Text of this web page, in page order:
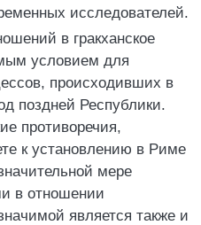
исследователей.
в гракханское
условием для
происходивших в
поздней Республики.
противоречия,
к установлению в Риме
мере
в отношении
является также и